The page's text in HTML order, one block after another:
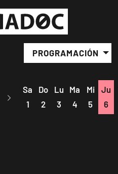
PROGRAMACIÓN
Sa
1
Do
2
Lu
3
Ma
4
Mi
5
Ju
6